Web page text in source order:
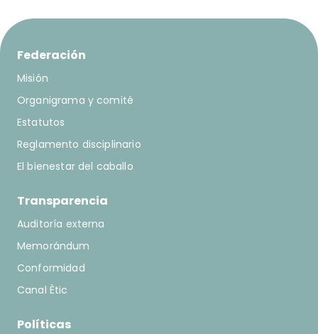
Federación
Misión
Organigrama y comité
Estatutos
Reglamento disciplinario
El bienestar del caballo
Transparencia
Auditoría externa
Memorándum
Conformidad
Canal Ètic
Políticas